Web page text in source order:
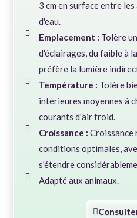
3 cm en surface entre
d'eau.
Emplacement : Tolère
d'éclairages, du faible à
préfère la lumière
Température : Tolère
intérieures moyennes à
courants d'air froid.
Croissance : Croissance
conditions optimales,
s'étendre
Adapté aux animaux.